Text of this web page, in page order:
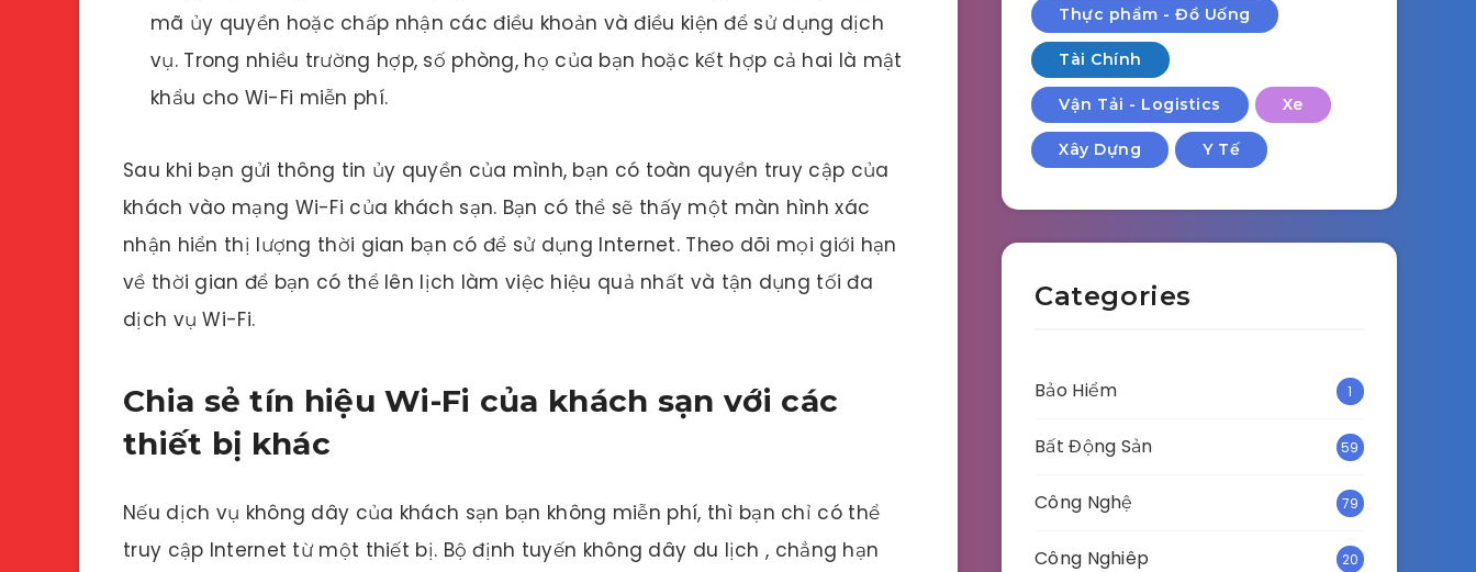
mã ủy quyền hoặc chấp nhận các điều khoản và điều kiện để sử dụng dịch
vụ. Trong nhiều trường hợp, số phòng, họ của bạn hoặc kết hợp cả hai là mật
khẩu cho Wi-Fi miễn phí.
Sau khi bạn gửi thông tin ủy quyền của mình, bạn có toàn quyền truy cập của
khách vào mạng Wi-Fi của khách sạn. Bạn có thể sẽ thấy một màn hình xác
nhận hiển thị lượng thời gian bạn có để sử dụng Internet. Theo dõi mọi giới hạn
về thời gian để bạn có thể lên lịch làm việc hiệu quả nhất và tận dụng tối đa
dịch vụ Wi-Fi.
Chia sẻ tín hiệu Wi-Fi của khách sạn với các
thiết bị khác
Nếu dịch vụ không dây của khách sạn bạn không miễn phí, thì bạn chỉ có thể
truy cập Internet từ một thiết bị. Bộ định tuyến không dây du lịch , chẳng hạn
Thực phẩm - Đồ Uống
Tài Chính
Vận Tải - Logistics Xe
Xây Dựng Y Tế
Categories
Bảo Hiểm 1
Bất Động Sản 59
Công Nghệ 79
Công Nghiêp 20